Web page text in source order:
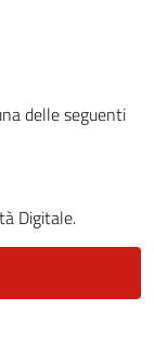
delle seguenti
Digitale.